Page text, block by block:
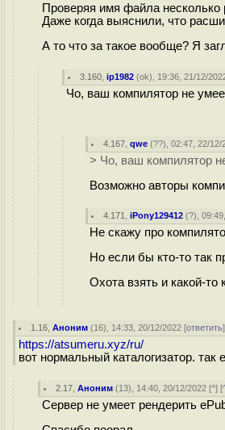
Проверяя имя файла несколько
Даже когда выяснили, что
А то что за такое вообще? Я
3.160 ,ip1982 (ok), 19:36, 21/12/
Чо, ваш компилятор не
4.167 ,qwe (??), 02:47, 22/12/
> Чо, ваш компилятор
Возможно авторы
4.171 ,iPony129412 (?),
Не скажу про
Но если бы кто-то так
Охота взять и какой-
1.16 ,Аноним (16), 14:33, 20/12/2022 [ответить
https://atsumeru.xyz/ru/
вот нормальный каталогизатор.
2.17 ,Аноним (13), 14:40, 20/12/2022 [^] [
Сервер не умеет рендерить